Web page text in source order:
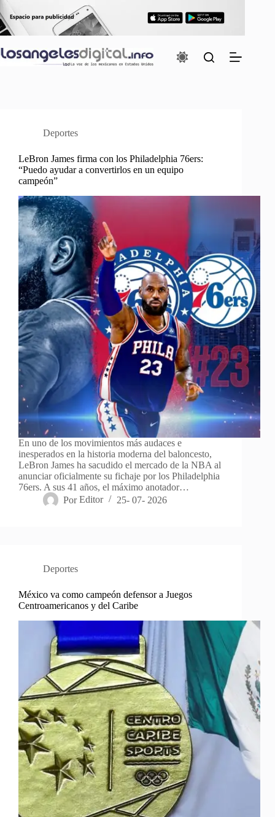
al
contenido
Deportes
LeBron James firma con los Philadelphia 76ers:
“Puedo ayudar a convertirlos en un equipo
campeón”
En uno de los movimientos más audaces e
inesperados en la historia moderna del baloncesto,
LeBron James ha sacudido el mercado de la NBA al
anunciar oficialmente su fichaje por los Philadelphia
76ers. A sus 41 años, el máximo anotador…
Por Editor 25- 07- 2026
Deportes
México va como campeón defensor a Juegos
Centroamericanos y del Caribe